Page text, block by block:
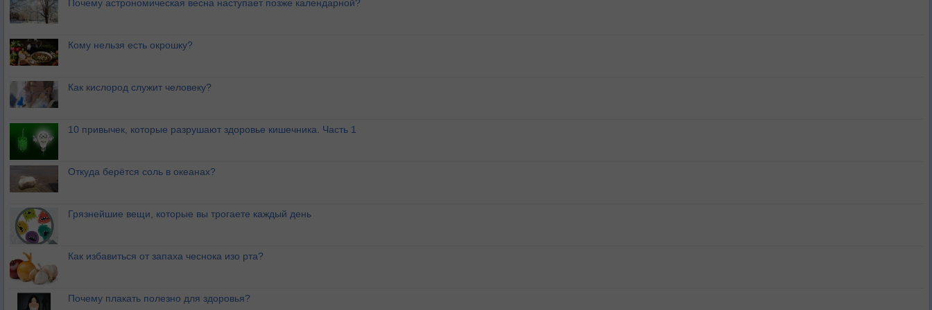
Почему астрономическая весна наступает позже календарной?
Кому нельзя есть окрошку?
Как кислород служит человеку?
10 привычек, которые разрушают здоровье кишечника. Часть 1
Откуда берётся соль в океанах?
Грязнейшие вещи, которые вы трогаете каждый день
Как избавиться от запаха чеснока изо рта?
Почему плакать полезно для здоровья?